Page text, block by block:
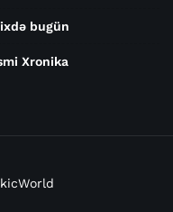
bugün
Xronika